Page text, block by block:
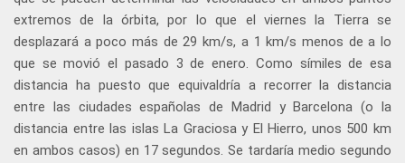
extremos de la órbita, por lo que el viernes la Tierra se
desplazará a poco más de 29 km/s, a 1 km/s menos de a lo
que se movió el pasado 3 de enero. Como símiles de esa
distancia ha puesto que equivaldría a recorrer la distancia
entre las ciudades españolas de Madrid y Barcelona (o la
distancia entre las islas La Graciosa y El Hierro, unos 500 km
en ambos casos) en 17 segundos. Se tardaría medio segundo